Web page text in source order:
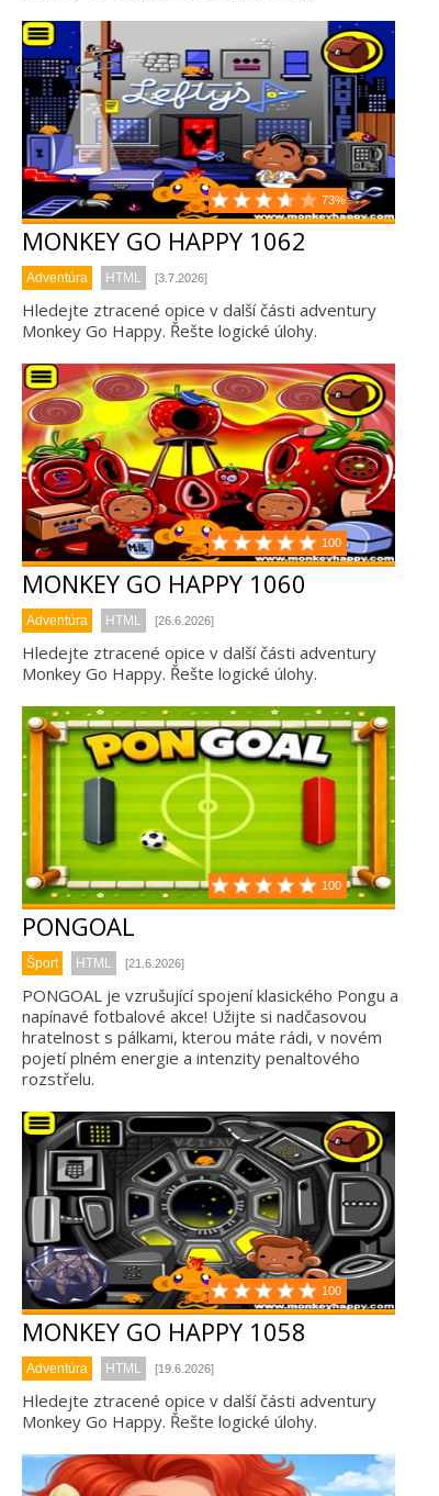
73%
MONKEY GO HAPPY 1062
Adventúra HTML [3.7.2026]
Hledejte ztracené opice v další části adventury
Monkey Go Happy. Řešte logické úlohy.
100
MONKEY GO HAPPY 1060
Adventúra HTML [26.6.2026]
Hledejte ztracené opice v další části adventury
Monkey Go Happy. Řešte logické úlohy.
100
PONGOAL
Šport HTML [21.6.2026]
PONGOAL je vzrušující spojení klasického Pongu a
napínavé fotbalové akce! Užijte si nadčasovou
hratelnost s pálkami, kterou máte rádi, v novém
pojetí plném energie a intenzity penaltového
rozstřelu.
100
MONKEY GO HAPPY 1058
Adventúra HTML [19.6.2026]
Hledejte ztracené opice v další části adventury
Monkey Go Happy. Řešte logické úlohy.